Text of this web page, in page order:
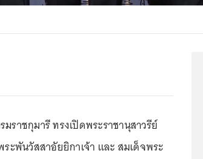
ราชกุมารี ทรงเปิดพระราชานุสาวรีย์
ะพันวัสสาอัยยิกาเจ้า และ สมเด็จพระ